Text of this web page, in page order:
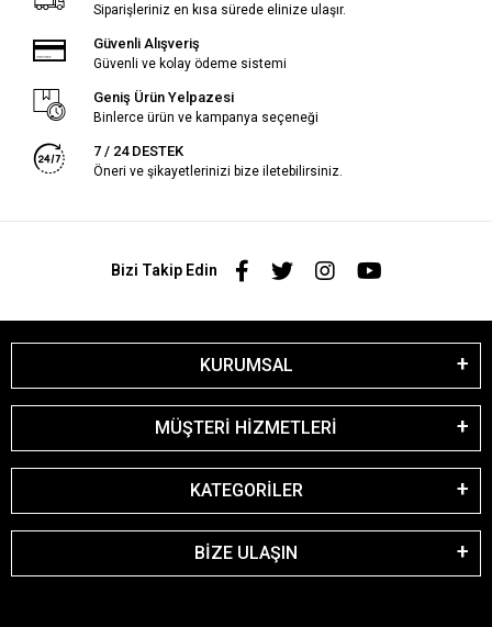
Siparişleriniz en kısa sürede elinize ulaşır.
Güvenli Alışveriş
Güvenli ve kolay ödeme sistemi
Geniş Ürün Yelpazesi
Binlerce ürün ve kampanya seçeneği
7 / 24 DESTEK
Öneri ve şikayetlerinizi bize iletebilirsiniz.
Bizi Takip Edin
KURUMSAL
MÜŞTERİ HİZMETLERİ
KATEGORİLER
BİZE ULAŞIN